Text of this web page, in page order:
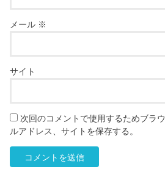
メール ※
サイト
次回のコメントで使用するためブラ
ルアドレス、サイトを保存する。